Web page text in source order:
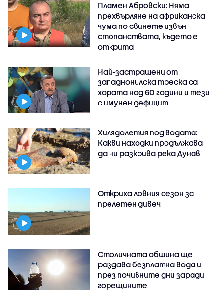
Пламен Абровски: Няма
прехвърляне на африканска
чума по свинете извън
стопанствата, където е
открита
Най-застрашени от
западнонилска треска са
хората над 60 години и тези
с имунен дефицит
Хилядолетия под водата:
Какви находки продължава
да ни разкрива река Дунав
Откриха ловния сезон за
прелетен дивеч
Столичната община ще
раздава безплатна вода и
през почивните дни заради
горещините